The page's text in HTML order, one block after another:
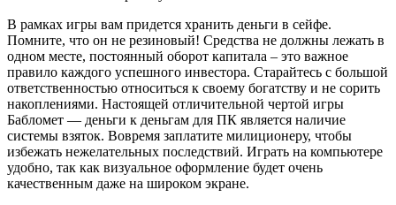
В рамках игры вам придется хранить деньги в сейфе.
Помните, что он не резиновый! Средства не должны лежать в
одном месте, постоянный оборот капитала – это важное
правило каждого успешного инвестора. Старайтесь с большой
ответственностью относиться к своему богатству и не сорить
накоплениями. Настоящей отличительной чертой игры
Бабломет — деньги к деньгам для ПК является наличие
системы взяток. Вовремя заплатите милиционеру, чтобы
избежать нежелательных последствий. Играть на компьютере
удобно, так как визуальное оформление будет очень
качественным даже на широком экране.